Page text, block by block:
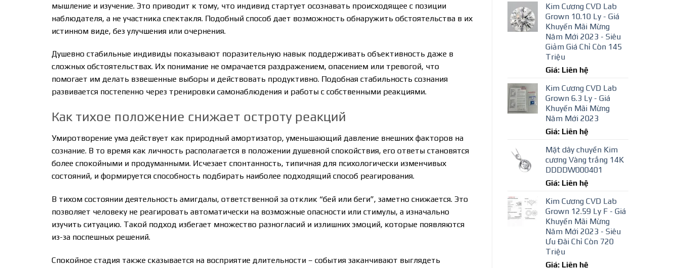
мышление и изучение. Это приводит к тому, что индивид стартует осознавать происходящее с позиции
наблюдателя, а не участника спектакля. Подобный способ дает возможность обнаружить обстоятельства в их
истинном виде, без улучшения или очернения.
Душевно стабильные индивиды показывают поразительную навык поддерживать объективность даже в
сложных обстоятельствах. Их понимание не омрачается раздражением, опасением или тревогой, что
помогает им делать взвешенные выборы и действовать продуктивно. Подобная стабильность сознания
развивается постепенно через тренировки самонаблюдения и работы с собственными реакциями.
Как тихое положение снижает остроту реакций
Умиротворение ума действует как природный амортизатор, уменьшающий давление внешних факторов на
сознание. В то время как личность располагается в положении душевной спокойствия, его ответы становятся
более спокойными и продуманными. Исчезает спонтанность, типичная для психологически изменчивых
состояний, и формируется способность подбирать наиболее подходящий способ реагирования.
В тихом состоянии деятельность амигдалы, ответственной за отклик “бей или беги”, заметно снижается. Это
позволяет человеку не реагировать автоматически на возможные опасности или стимулы, а изначально
изучить ситуацию. Такой подход избегает множество разногласий и излишних эмоций, которые появляются
из-за поспешных решений.
Спокойное стадия также сказывается на восприятие длительности – события заканчивают выглядеть
Kim Cương CVD Lab
Grown 10.10 Ly - Giá
Khuyến Mãi Mừng
Năm Mới 2023 - Siêu
Giảm Giá Chỉ Còn 145
Triệu
Giá: Liên hệ
Kim Cương CVD Lab
Grown 6.3 Ly - Giá
Khuyến Mãi Mừng
Năm Mới 2023
Giá: Liên hệ
Mặt dây chuyền Kim
cương Vàng trắng 14K
DDDDW000401
Giá: Liên hệ
Kim Cương CVD Lab
Grown 12.59 Ly F - Giá
Khuyến Mãi Mừng
Năm Mới 2023 - Siêu
Ưu Đãi Chỉ Còn 720
Triệu
Giá: Liên hệ